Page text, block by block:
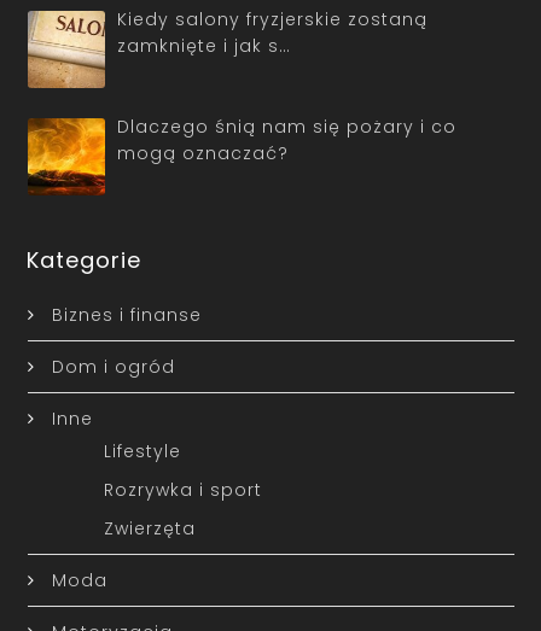
Kiedy salony fryzjerskie zostaną
zamknięte i jak s…
Dlaczego śnią nam się pożary i co
mogą oznaczać?
Kategorie
Biznes i finanse
Dom i ogród
Inne
Lifestyle
Rozrywka i sport
Zwierzęta
Moda